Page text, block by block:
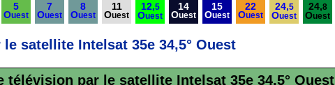
5
Ouest
7
Ouest
8
Ouest
11
Ouest
12,5
Ouest
14
Ouest
15
Ouest
22
Ouest
24,5
Ouest
24,8
Ouest
satellite Intelsat 35e 34,5° Ouest
télévision par le satellite Intelsat 35e 34,5° Ouest